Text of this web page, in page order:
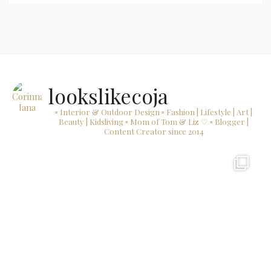
lookslikecoja
▫ Interior & Outdoor Design ▫ Fashion | Lifestyle | Art |
Beauty | Kidsliving▫ Mom of Tom & Liz ♡ ▫ Blogger |
Content Creator since 2014